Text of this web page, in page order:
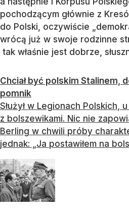
pochodzącym głównie z
do Polski, oczywiście
wrócą już w swoje rodzinne
tak właśnie jest dobrze,
Chciał być polskim Stalinem,
pomnik
Służył w Legionach Polskich,
z bolszewikami. Nic nie
Berling w chwili próby
jednak: „Ja postawiłem na